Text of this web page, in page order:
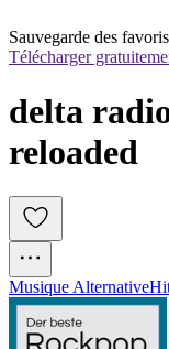
Sauvegarde des favoris
Télécharger
delta
reloaded
Musique Alternative